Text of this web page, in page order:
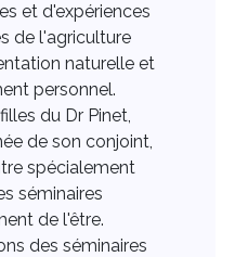
et d'expériences
de l'agriculture
naturelle et
personnel.
du Dr Pinet,
de son conjoint,
spécialement
séminaires
de l'être.
des séminaires